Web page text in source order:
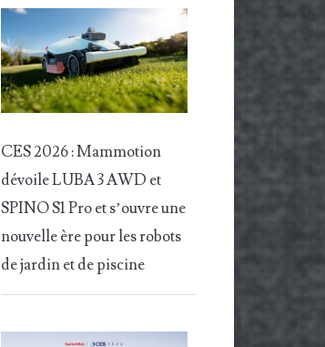
CES 2026 : Mammotion
dévoile LUBA 3 AWD et
SPINO S1 Pro et s’ouvre une
nouvelle ère pour les robots
de jardin et de piscine